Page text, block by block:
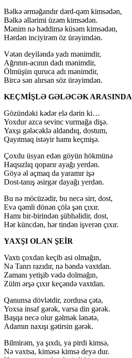
Bəlkə ərməğandır dərd-qəm kimsədən,
Bəlkə əllərimi üzəm kimsədən.
Mənim nə həddimə küsəm kimsədən,
Hərdən inciyirəm öz ürəyimdən.
Vətən deyiləndə yadı mənimdir,
Ağrının-acının dadı mənimdir,
Ölmüşün quruca adı mənimdir,
Bircə sən alırsan söz ürəyimdən.
KEÇMİŞLƏ GƏLƏCƏK ARASINDA
Gözündəki kədər elə dərin ki…
Yoxdur azca sevinc vurmağa dişə.
Yaxşı gələcəklə aldandıq, dostum,
Qayıtmaq istəyir hamı keçmişə.
Çoxdu üsyan edən göyün hökmünə
Haqsızlıq qoparır ayağı yerdən.
Göyə əl açmaq da yaramır işə
Dost-tanış əsirgər dayağı yerdən.
Bu nə möcüzədir, bu necə sirr, dost,
Evə qəmli dönən çölə şən çıxır.
Hamı bir-birindən şübhəlidir, dost,
Hər küncdən, hər tindən işverən çıxır.
YAXŞI OLAN ŞEİR
Vaxtı çoxdan keçib asi olmağın,
Nə Tanrı razıdır, nə bəndə vaxtdan.
Zamanı yetişib vədə dolmağın,
Zülm ərşə çıxır keçəndə vaxtdan.
Qanunsa dövlətdir, zordusa çətə,
Yoxsa insaf gərək, varsa din gərək.
Başqa necə olur gəlmək lənətə,
Adamın naxışı gətirsin gərək.
Bilmirəm, ya şıxdı, ya pirdi kimsə,
Nə vaxtsa, kiməsə kimsə deyə dur.